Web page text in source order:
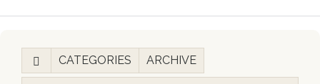
CATEGORIES ARCHIVE